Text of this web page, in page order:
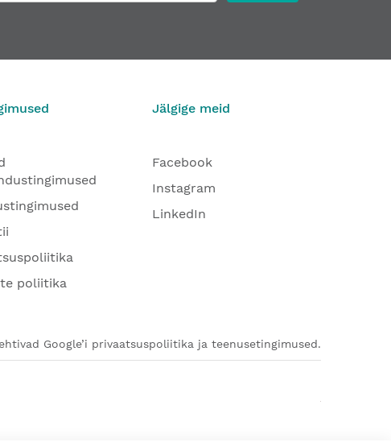
poliitika
Jälgige meid
Facebook
Instagram
LinkedIn
Google’i privaatsuspoliitika ja teenusetingimused.